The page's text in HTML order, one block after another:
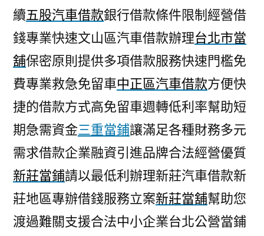
續五股汽車借款銀行借款條件限制經營借
錢專業快速文山區汽車借款辦理台北市當
舖保密原則提供多項借款服務快速門檻免
費專業救急免留車中正區汽車借款方便快
捷的借款方式高免留車週轉低利率幫助短
期急需資金三重當鋪讓滿足各種財務多元
需求借款企業融資引進品牌合法經營優質
新莊當鋪請以最低利辦理新莊汽車借款新
莊地區專辦借錢服務立案新莊當舖幫助您
渡過難關支援合法中小企業台北公營當鋪